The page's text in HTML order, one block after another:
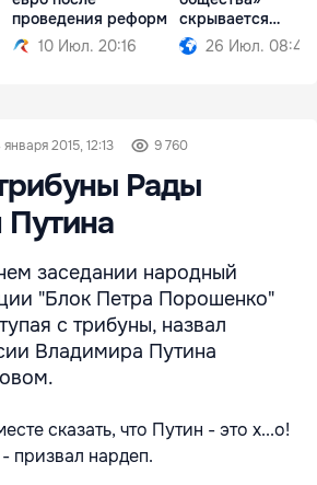
проведения реформ
10 Июл. 20:16
скрывается
проедание денег
26 Июл. 08:49
января 2015, 12:13 9 760
Рады
Путина
заседании народный
"Блок Петра Порошенко"
с трибуны, назвал
Владимира Путина
сказать, что Путин - это х...о!
призвал нардеп.